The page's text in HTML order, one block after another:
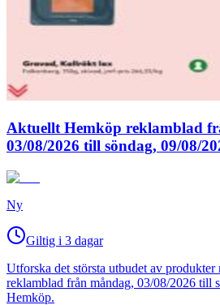
Aktuellt Hemköp reklamblad
03/08/2026 till söndag, 09/08/
Ny
Giltig i 3 dagar
Utforska det största utbudet av
reklamblad från måndag, 03/08/2026 till
Hemköp.